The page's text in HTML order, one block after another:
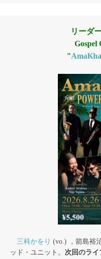
リーダ
Gospel
"
三科かをり (vo.) ，箭島裕
ッド・ユニット。 次回のライ